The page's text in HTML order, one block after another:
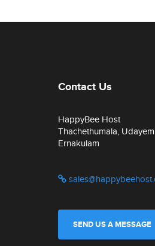
Contact Us
HappyBee Host
Thachethumala,
Ernakulam
SEND US A MESSAGE